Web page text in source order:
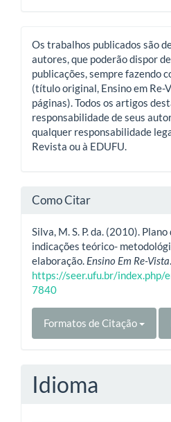
Os trabalhos publicados são
autores, que poderão dispor
publicações, sempre fazendo
(título original, Ensino em Re-
páginas). Todos os artigos
responsabilidade de seus
qualquer responsabilidade
Revista ou à EDUFU.
Como Citar
Silva, M. S. P. da. (2010).
indicações teórico-
elaboração. Ensino Em Re-Vista.
https://seer.ufu.br/
7840
Formatos de Citação
Idioma